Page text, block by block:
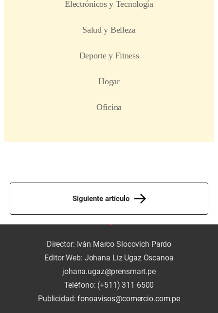
Siguiente artículo
Director: Iván Marco Slocovich Pardo
Editor Web: Johana Liz Ugaz Oscanoa
johana.ugaz@prensmart.pe
Teléfono: (+511) 311 6500
Publicidad:fonoavisos@comercio.com.pe